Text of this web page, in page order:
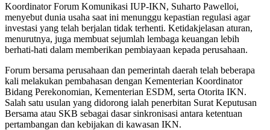
Koordinator Forum Komunikasi IUP-IKN, Suharto Pawelloi,
menyebut dunia usaha saat ini menunggu kepastian regulasi agar
investasi yang telah berjalan tidak terhenti. Ketidakjelasan aturan,
menurutnya, juga membuat sejumlah lembaga keuangan lebih
berhati-hati dalam memberikan pembiayaan kepada perusahaan.
Forum bersama perusahaan dan pemerintah daerah telah beberapa
kali melakukan pembahasan dengan Kementerian Koordinator
Bidang Perekonomian, Kementerian ESDM, serta Otorita IKN.
Salah satu usulan yang didorong ialah penerbitan Surat Keputusan
Bersama atau SKB sebagai dasar sinkronisasi antara ketentuan
pertambangan dan kebijakan di kawasan IKN.